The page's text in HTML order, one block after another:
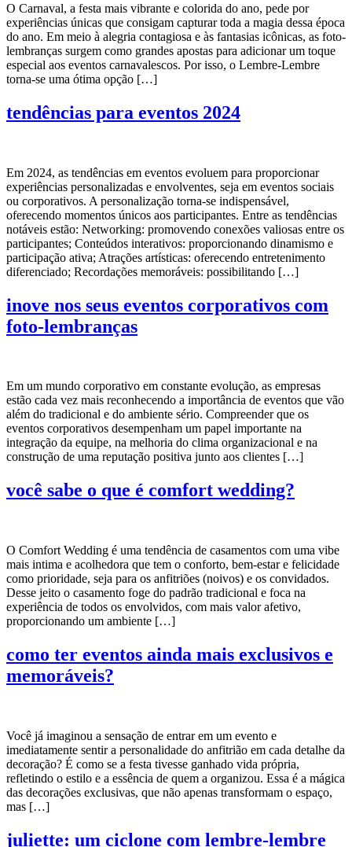
O Carnaval, a festa mais vibrante e colorida do ano, pede por
experiências únicas que consigam capturar toda a magia dessa época
do ano. Em meio à alegria contagiosa e às fantasias icônicas, as foto-
lembranças surgem como grandes apostas para adicionar um toque
especial aos eventos carnavalescos. Por isso, o Lembre-Lembre
torna-se uma ótima opção […]
tendências para eventos 2024
Em 2024, as tendências em eventos evoluem para proporcionar
experiências personalizadas e envolventes, seja em eventos sociais
ou corporativos. A personalização torna-se indispensável,
oferecendo momentos únicos aos participantes. Entre as tendências
notáveis estão: Networking: promovendo conexões valiosas entre os
participantes; Conteúdos interativos: proporcionando dinamismo e
participação ativa; Atrações artísticas: oferecendo entretenimento
diferenciado; Recordações memoráveis: possibilitando […]
inove nos seus eventos corporativos com
foto-lembranças
Em um mundo corporativo em constante evolução, as empresas
estão cada vez mais reconhecendo a importância de eventos que vão
além do tradicional e do ambiente sério. Compreender que os
eventos corporativos desempenham um papel importante na
integração da equipe, na melhoria do clima organizacional e na
construção de uma reputação positiva junto aos clientes […]
você sabe o que é comfort wedding?
O Comfort Wedding é uma tendência de casamentos com uma vibe
mais intima e acolhedora que tem o conforto, bem-estar e felicidade
como prioridade, seja para os anfitriões (noivos) e os convidados.
Desse jeito o casamento foge do padrão tradicional e foca na
experiência de todos os envolvidos, com mais valor afetivo,
proporcionando um ambiente […]
como ter eventos ainda mais exclusivos e
memoráveis?
Você já imaginou a sensação de entrar em um evento e
imediatamente sentir a personalidade do anfitrião em cada detalhe da
decoração? É como se a festa tivesse ganhado vida própria,
refletindo o estilo e a essência de quem a organizou. Essa é a mágica
das decorações exclusivas, que não apenas transformam o espaço,
mas […]
juliette: um ciclone com lembre-lembre